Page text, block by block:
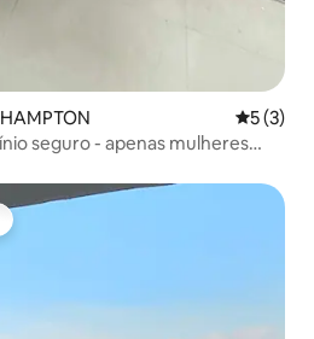
5 de
5 (3)
seguro - apenas mulheres